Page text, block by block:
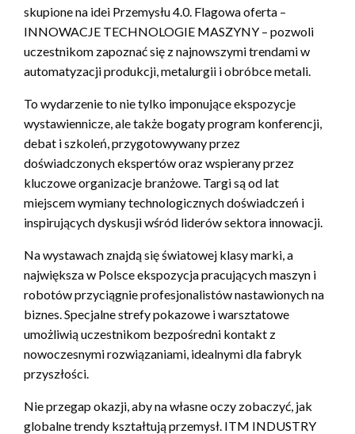
skupione na idei Przemysłu 4.0. Flagowa oferta –
INNOWACJE TECHNOLOGIE MASZYNY – pozwoli
uczestnikom zapoznać się z najnowszymi trendami w
automatyzacji produkcji, metalurgii i obróbce metali.
To wydarzenie to nie tylko imponujące ekspozycje
wystawiennicze, ale także bogaty program konferencji,
debat i szkoleń, przygotowywany przez
doświadczonych ekspertów oraz wspierany przez
kluczowe organizacje branżowe. Targi są od lat
miejscem wymiany technologicznych doświadczeń i
inspirujących dyskusji wśród liderów sektora innowacji.
Na wystawach znajdą się światowej klasy marki, a
największa w Polsce ekspozycja pracujących maszyn i
robotów przyciągnie profesjonalistów nastawionych na
biznes. Specjalne strefy pokazowe i warsztatowe
umożliwią uczestnikom bezpośredni kontakt z
nowoczesnymi rozwiązaniami, idealnymi dla fabryk
przyszłości.
Nie przegap okazji, aby na własne oczy zobaczyć, jak
globalne trendy kształtują przemysł. ITM INDUSTRY